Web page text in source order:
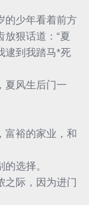
的少年看着前方
放狠话道：“夏
逮到我踏马*死
夏风生后门一
富裕的家业，和
选择。
之际，因为进门